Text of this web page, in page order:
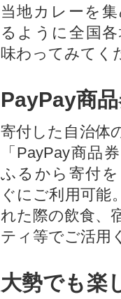
当地カレーを
るように全国
味わってみてく
PayPay商
寄付した自治体
「PayPay商品
ふるから寄付
ぐにご利用可能
れた際の飲食、
ティ等でご活用
大勢でも楽